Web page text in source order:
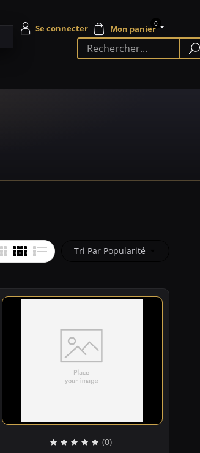
0
Tri Par Popularité
(0)